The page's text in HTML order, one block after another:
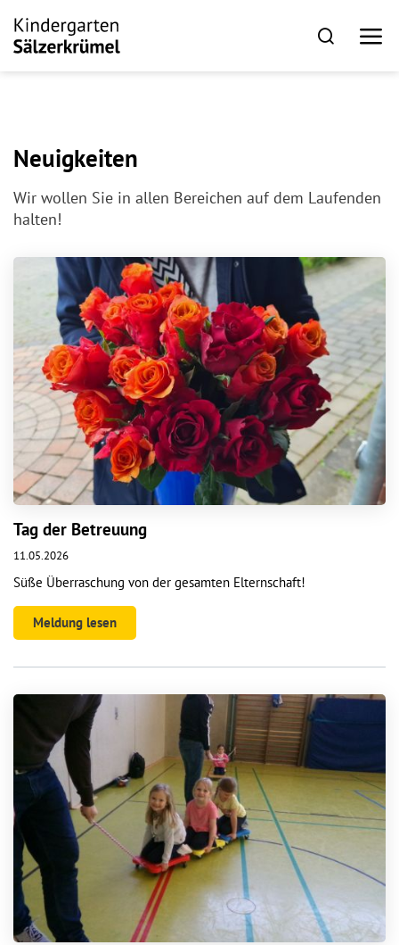
Neuigkeiten
Wir wollen Sie in allen Bereichen auf dem Laufenden
halten!
Tag der Betreuung
11.05.2026
Süße Überraschung von der gesamten Elternschaft!
Meldung lesen